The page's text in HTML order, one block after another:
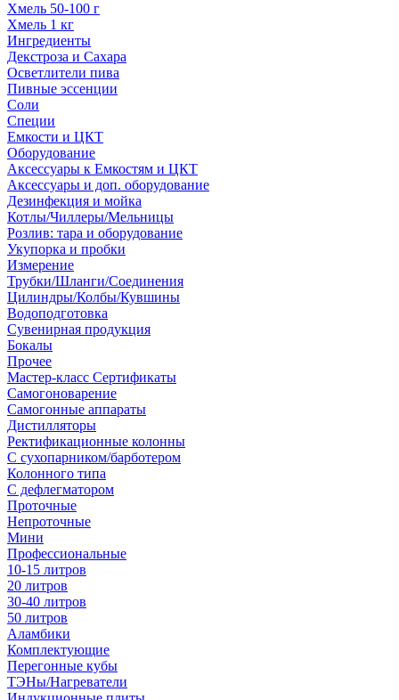
Хмель 50-100 г
Хмель 1 кг
Ингредиенты
Декстроза и Сахара
Осветлители пива
Пивные эссенции
Соли
Специи
Емкости и ЦКТ
Оборудование
Аксессуары к Емкостям и ЦКТ
Аксессуары и доп. оборудование
Дезинфекция и мойка
Котлы/Чиллеры/Мельницы
Розлив: тара и оборудование
Укупорка и пробки
Измерение
Трубки/Шланги/Соединения
Цилиндры/Колбы/Кувшины
Водоподготовка
Сувенирная продукция
Бокалы
Прочее
Мастер-класс Сертификаты
Самогоноварение
Самогонные аппараты
Дистилляторы
Ректификационные колонны
С сухопарником/барботером
Колонного типа
С дефлегматором
Проточные
Непроточные
Мини
Профессиональные
10-15 литров
20 литров
30-40 литров
50 литров
Аламбики
Комплектующие
Перегонные кубы
ТЭНы/Нагреватели